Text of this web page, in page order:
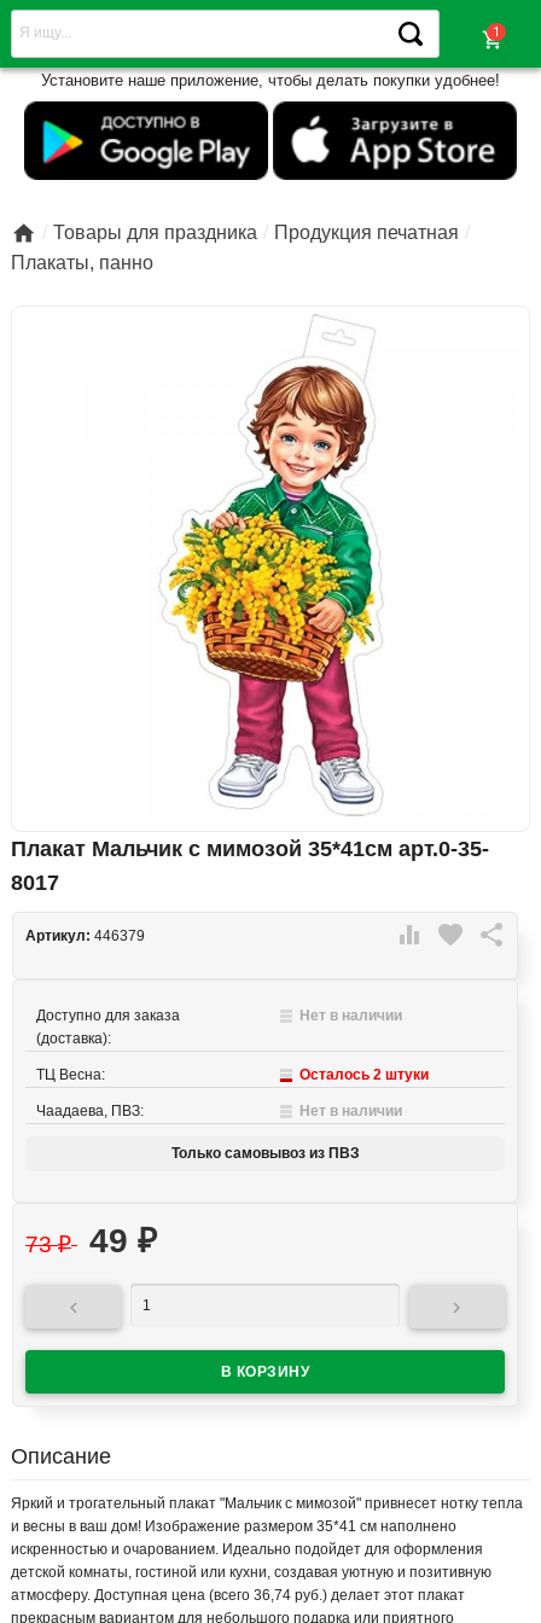
shopping_cart
Установите наше приложение, чтобы делать покупки удобнее!
 Товары для праздника
Продукция печатная
Плакаты, панно
Плакат Мальчик с мимозой 35*41см арт.0-35-
8017
 favorite 
Артикул: 446379
Доступно для заказа
(доставка):
Нет в наличии
ТЦ Весна: Осталось 2 штуки
Чаадаева, ПВЗ: Нет в наличии
Только самовывоз из ПВЗ
73₽ 49 ₽
 
Описание
Яркий и трогательный плакат "Мальчик с мимозой" привнесет нотку тепла
и весны в ваш дом! Изображение размером 35*41 см наполнено
искренностью и очарованием. Идеально подойдет для оформления
детской комнаты, гостиной или кухни, создавая уютную и позитивную
атмосферу. Доступная цена (всего 36,74 руб.) делает этот плакат
прекрасным вариантом для небольшого подарка или приятного